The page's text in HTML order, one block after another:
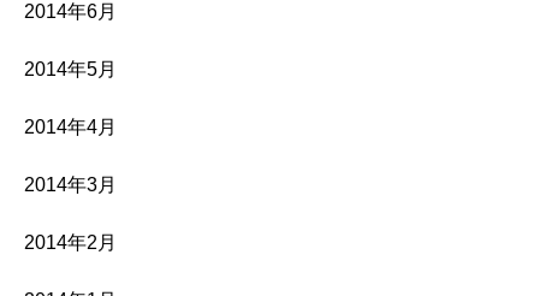
2014年6月
2014年5月
2014年4月
2014年3月
2014年2月